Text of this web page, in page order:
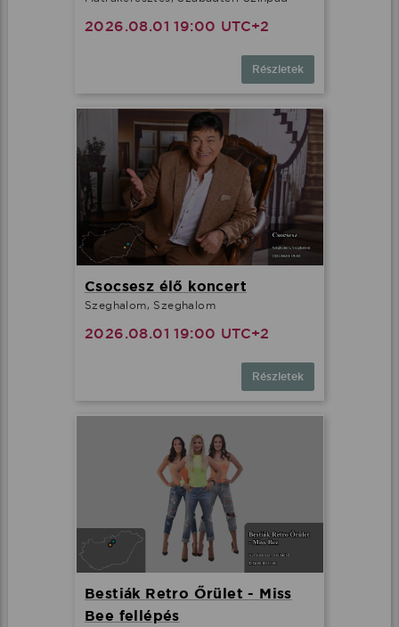
2026.08.01 19:00 UTC+2
Részletek
Csocsesz élő koncert
Szeghalom, Szeghalom
2026.08.01 19:00 UTC+2
Részletek
Bestiák Retro Őrület - Miss
Bee fellépés